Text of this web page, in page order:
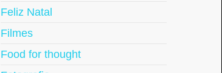
Feliz Natal
Filmes
Food for thought